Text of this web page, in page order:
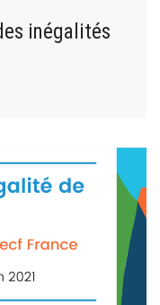
inégalités